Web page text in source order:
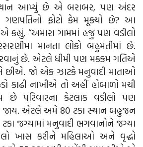
આપ્યું છે એ બરાબર, પણ અંદર
ગણપતિનો ફોટો કેમ મૂક્યો છે? આ
કહ્યું, “અમારા ગામમાં હજુ પણ વડીલો
માનતા લોકો બહુમતીમાં છે.
છે. એટલે ધીમી પણ મક્કમ ગતિએ
જો એક ઝાટકે મનુવાદી માતાઓ
નાખીએ તો અહીં હોબાળો મચી
પરિવારના કેટલાક વડીલો પણ
જાય. એટલે અમે 80 ટકા સ્થાન બહુજન
જગ્યામાં મનુવાદી ભગવાનોને જગ્યા
ખાસ કરીને મહિલાઓ અને વૃદ્ધો